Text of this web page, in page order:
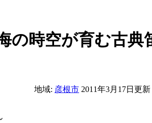
の時空が育む古典
地域: 彦根市 2011年3月17日更新